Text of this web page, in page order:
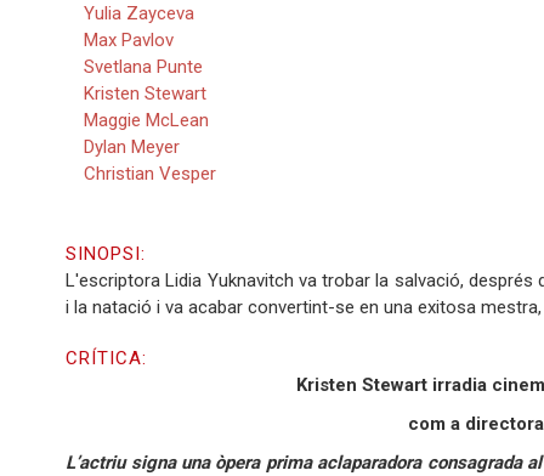
Yulia Zayceva
Max Pavlov
Svetlana Punte
Kristen Stewart
Maggie McLean
Dylan Meyer
Christian Vesper
SINOPSI:
L'escriptora Lidia Yuknavitch va trobar la salvació,
i la natació i va acabar convertint-se en una exitosa
CRÍTICA:
Kristen Stewart irradia
com a
L’actriu signa una òpera prima aclaparadora consagrada